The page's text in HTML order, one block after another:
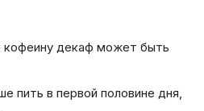
кофеину декаф может быть
пить в первой половине дня,